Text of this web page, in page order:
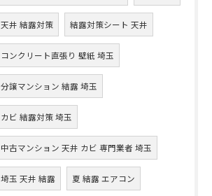
天井 結露対策 結露対策シート 天井
コンクリート直張り 壁紙 埼玉
分譲マンション 結露 埼玉
カビ 結露対策 埼玉
中古マンション 天井 カビ 専門業者 埼玉
埼玉 天井 結露 夏 結露 エアコン